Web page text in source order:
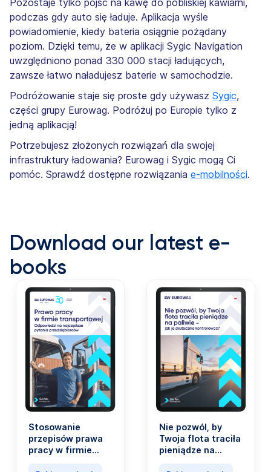
Pozostaje tylko pójść na kawę do pobliskiej kawiarni,
podczas gdy auto się ładuje. Aplikacja wyśle
powiadomienie, kiedy bateria osiągnie pożądany
poziom. Dzięki temu, że w aplikacji Sygic Navigation
uwzględniono ponad 330 000 stacji ładujących,
zawsze łatwo naładujesz baterie w samochodzie.
Podróżowanie staje się proste gdy używasz Sygic,
części grupy Eurowag. Podróżuj po Europie tylko z
jedną aplikacją!
Potrzebujesz złożonych rozwiązań dla swojej
infrastruktury ładowania? Eurowag i Sygic mogą Ci
pomóc. Sprawdź dostępne rozwiązania e-mobilności.
Download our latest e-
books
Stosowanie
przepisów prawa
pracy w firmie
Nie pozwól, by
Twoja flota traciła
pieniądze na